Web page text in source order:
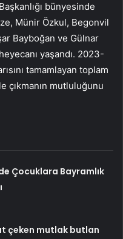
bünyesinde
Münir Özkul, Begonvil
Bayboğan ve Gülnar
yaşandı. 2023-
tamamlayan toplam
çıkmanın mutluluğunu
Çocuklara Bayramlık
çeken mutlak butlan